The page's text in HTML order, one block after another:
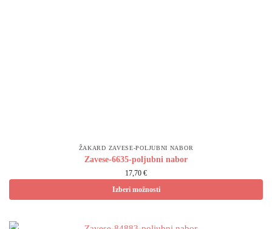
ŽAKARD ZAVESE-POLJUBNI NABOR
Zavese-6635-poljubni nabor
17,70 €
Izberi možnosti